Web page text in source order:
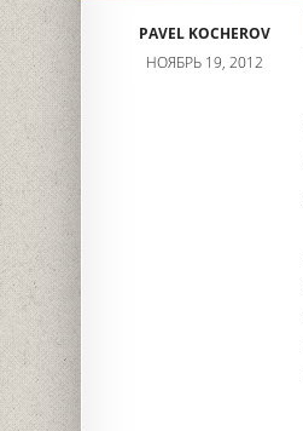
PAVEL KOCHEROV
НОЯБРЬ 19, 2012